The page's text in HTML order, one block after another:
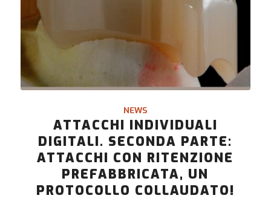
NEWS
ATTACCHI INDIVIDUALI
DIGITALI. SECONDA PARTE:
ATTACCHI CON RITENZIONE
PREFABBRICATA, UN
PROTOCOLLO COLLAUDATO!